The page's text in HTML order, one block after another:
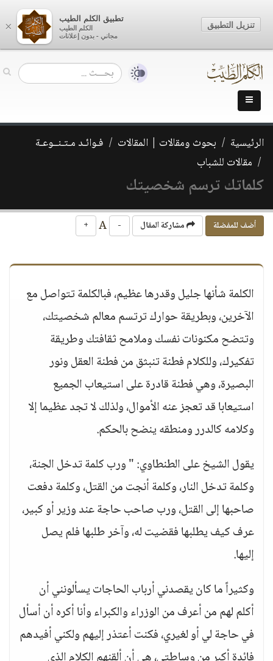
الرئيسية بحوث ومقالات | المقالات
فـوائـد مـتـنــوعـة
مقالات للشباب
كلماتك ترسم شخصيتك
أضف للمفضلة مشاركة المقال -
+
الكلمة شأنها جليل وقدرها عظيم، فبالكلمة تتواصل مع
الآخرين، وبطريقة حوارك ترتسم معالم شخصيتك،
وتتضح مكنونات نفسك وملامح ثقافتك وطريقة
تفكيرك، وللكلام فطنة تنبثق من فطنة العقل ونور
البصيرة، وهي فطنة قادرة على استيعاب الجميع
استيعابا قد تعجز عنه الأموال، ولذلك لا تجد عظيما إلا
وكلامه كالدرر ومنطقه ينضح بالحكم.
يقول الشيخ على الطنطاوي: " ورب كلمة تدخل الجنة،
وكلمة تدخل النار، وكلمة أنجت من القتل، وكلمة دفعت
صاحبها إلى القتل، ورب صاحب حاجة عند وزير أو كبير،
عرف كيف يطلبها فقضيت له، وآخر طلبها فلم يصل
إليها.
وكثيراً ما كان يقصدني أرباب الحاجات يسألونني أن
أكلم لهم من أعرف من الوزراء والكبراء وأنا أكره أن أسأل
في حاجة لي أو لغيري، فكنت أعتذر إليهم ولكني أفيدهم
×
تطبيق الكلم الطيب
الكلم الطيب
مجاني - بدون إعلانات
تنزيل التطبيق